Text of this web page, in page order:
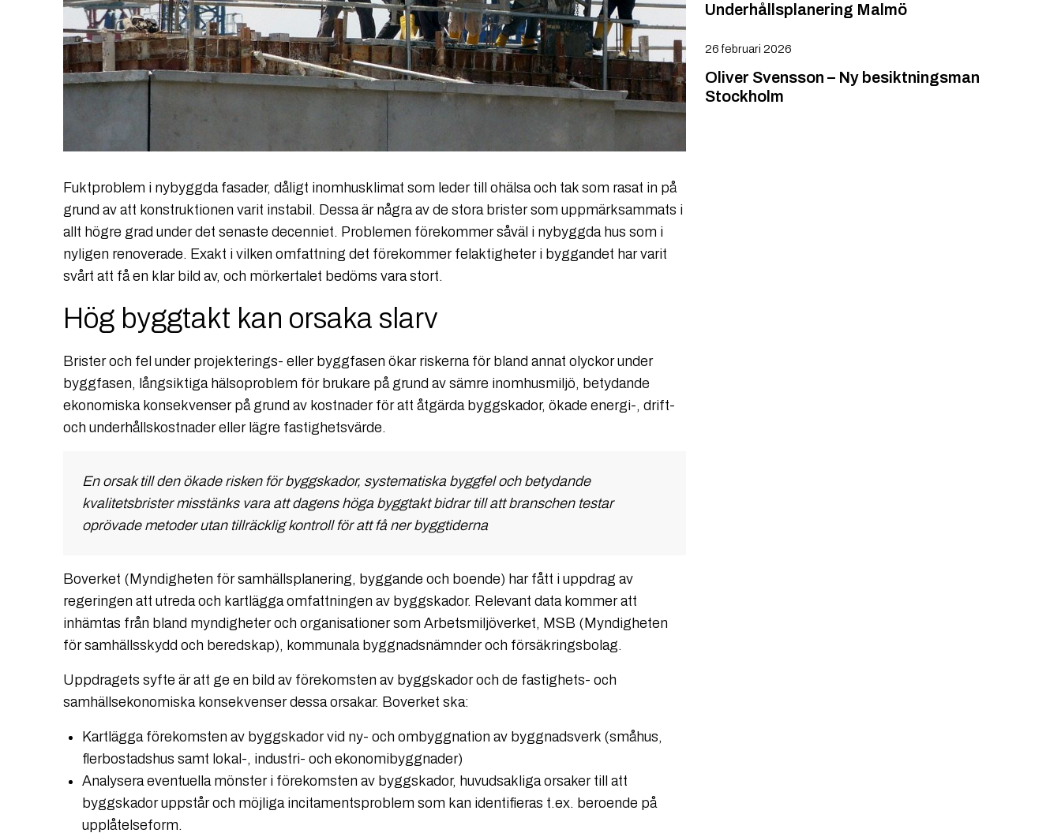
Fuktproblem i nybyggda fasader, dåligt inomhusklimat som leder till ohälsa och tak som rasat in på
grund av att konstruktionen varit instabil. Dessa är några av de stora brister som uppmärksammats i
allt högre grad under det senaste decenniet. Problemen förekommer såväl i nybyggda hus som i
nyligen renoverade. Exakt i vilken omfattning det förekommer felaktigheter i byggandet har varit
svårt att få en klar bild av, och mörkertalet bedöms vara stort.
Hög byggtakt kan orsaka slarv
Brister och fel under projekterings- eller byggfasen ökar riskerna för bland annat olyckor under
byggfasen, långsiktiga hälsoproblem för brukare på grund av sämre inomhusmiljö, betydande
ekonomiska konsekvenser på grund av kostnader för att åtgärda byggskador, ökade energi-, drift-
och underhållskostnader eller lägre fastighetsvärde.
En orsak till den ökade risken för byggskador, systematiska byggfel och betydande
kvalitetsbrister misstänks vara att dagens höga byggtakt bidrar till att branschen testar
oprövade metoder utan tillräcklig kontroll för att få ner byggtiderna
Boverket (Myndigheten för samhällsplanering, byggande och boende) har fått i uppdrag av
regeringen att utreda och kartlägga omfattningen av byggskador. Relevant data kommer att
inhämtas från bland myndigheter och organisationer som Arbetsmiljöverket, MSB (Myndigheten
för samhällsskydd och beredskap), kommunala byggnadsnämnder och försäkringsbolag.
Uppdragets syfte är att ge en bild av förekomsten av byggskador och de fastighets- och
samhällsekonomiska konsekvenser dessa orsakar. Boverket ska:
Kartlägga förekomsten av byggskador vid ny- och ombyggnation av byggnadsverk (småhus,
flerbostadshus samt lokal-, industri- och ekonomibyggnader)
Analysera eventuella mönster i förekomsten av byggskador, huvudsakliga orsaker till att
byggskador uppstår och möjliga incitamentsproblem som kan identifieras t.ex. beroende på
upplåtelseform.
Underhållsplanering Malmö
Oliver Svensson – Ny besiktningsman
Stockholm
26 februari 2026